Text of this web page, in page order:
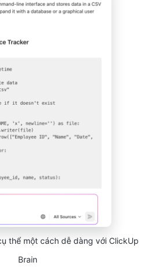
thể một cách dễ dàng với ClickUp
Brain